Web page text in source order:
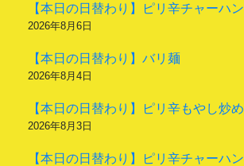
【本日の日替わり】ピリ辛チャーハン
2026年8月6日
【本日の日替わり】バリ麺
2026年8月4日
【本日の日替わり】ピリ辛もやし炒め
2026年8月3日
【本日の日替わり】ピリ辛チャーハン